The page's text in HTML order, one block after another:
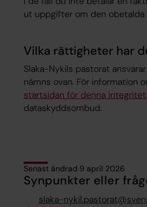
ut uppgifter om den obetalda
Vilka rättigheter har
Slaka-Nykils pastorat
nämns ovan. För information
startsidan för denna
dataskyddsombud.
Senast ändrad 9 april 2026
Synpunkter eller
slaka-